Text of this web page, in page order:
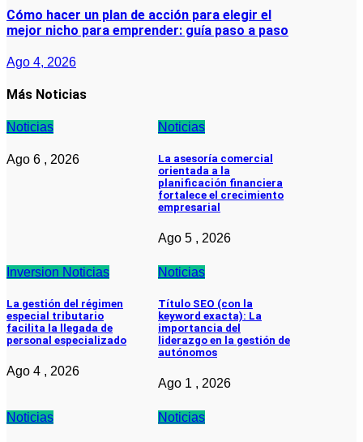
Cómo hacer un plan de acción para elegir el
mejor nicho para emprender: guía paso a paso
Ago 4, 2026
Más Noticias
Noticias
Ago 6 , 2026
Noticias
La asesoría comercial
orientada a la
planificación financiera
fortalece el crecimiento
empresarial
Ago 5 , 2026
Inversion Noticias
La gestión del régimen
especial tributario
facilita la llegada de
personal especializado
Ago 4 , 2026
Noticias
Título SEO (con la
keyword exacta): La
importancia del
liderazgo en la gestión de
autónomos
Ago 1 , 2026
Noticias Noticias